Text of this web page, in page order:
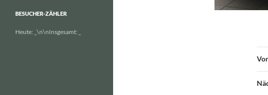
BESUCHER-ZÄHLER
Heute: \n\nInsgesamt: